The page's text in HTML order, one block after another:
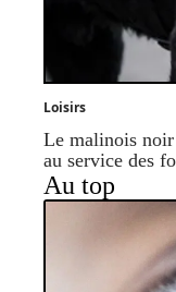
Loisirs
Le malinois
au service des
Au top